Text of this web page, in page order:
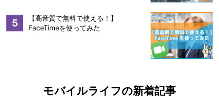
5
【高音質で無料で使える！】
FaceTimeを使ってみた
モバイルライフの新着記事